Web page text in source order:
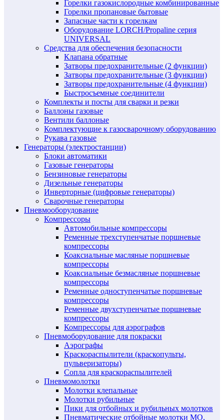
Горелки газокислородные комбинированные
Горелки пропановые бытовые
Запасные части к горелкам
Оборудование LORCH/Propaline серия
UNIVERSAL
Средства для обеспечения безопасности
Клапана обратные
Затворы предохранительные (2 функции)
Затворы предохранительные (3 функции)
Затворы предохранительные (4 функции)
Быстросъемные соединители
Комплекты и посты для сварки и резки
Баллоны газовые
Вентили баллоные
Комплектующие к газосварочному оборудованию
Рукава газовые
Генераторы (электростанции)
Блоки автоматики
Газовые генераторы
Бензиновые генераторы
Дизельные генераторы
Инверторные (цифровые генераторы)
Сварочные генераторы
Пневмооборудование
Компрессоры
Автомобильные компрессоры
Ременные трехступенчатые поршневые
компрессоры
Коаксиальные масляные поршневые
компрессоры
Коаксиальные безмасляные поршневые
компрессоры
Ременные одноступенчатые поршневые
компрессоры
Ременные двухступенчатые поршневые
компрессоры
Компрессоры для аэрографов
Пневмоборудование для покраски
Аэрографы
Краскораспылители (краскопульты,
пульверизаторы)
Сопла для краскораспылителей
Пневмомолотки
Молотки клепальные
Молотки рубильные
Пики для отбойных и рубильных молотков
Пневматические отбойные молотки МО,